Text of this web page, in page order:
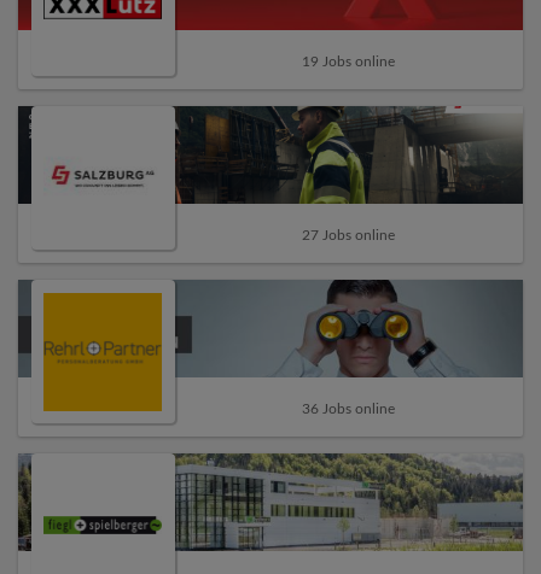
19 Jobs online
27 Jobs online
36 Jobs online